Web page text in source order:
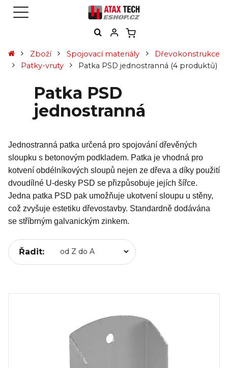
Zboží Spojovací materiály
Dřevokonstrukce
Patky-vruty
Patka PSD jednostranná (4 produktů)
Patka PSD
jednostranná
Jednostranná patka určená pro spojování dřevěných
sloupku s betonovým podkladem. Patka je vhodná pro
kotvení obdélníkových sloupů nejen ze dřeva a díky použití
dvoudílné U-desky PSD se přizpůsobuje jejích šířce.
Jedna patka PSD pak umožňuje ukotvení sloupu u stěny,
což zvyšuje estetiku dřevostavby. Standardně dodávána
se stříbrným galvanickým zinkem.
Řadit: